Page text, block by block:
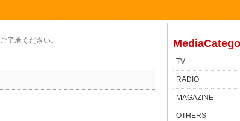
了承ください。
TV
RADIO
MAGAZINE
OTHERS